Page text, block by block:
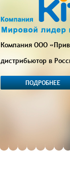
Компания ООО
дистрибьютор в
ПОДРОБНЕЕ